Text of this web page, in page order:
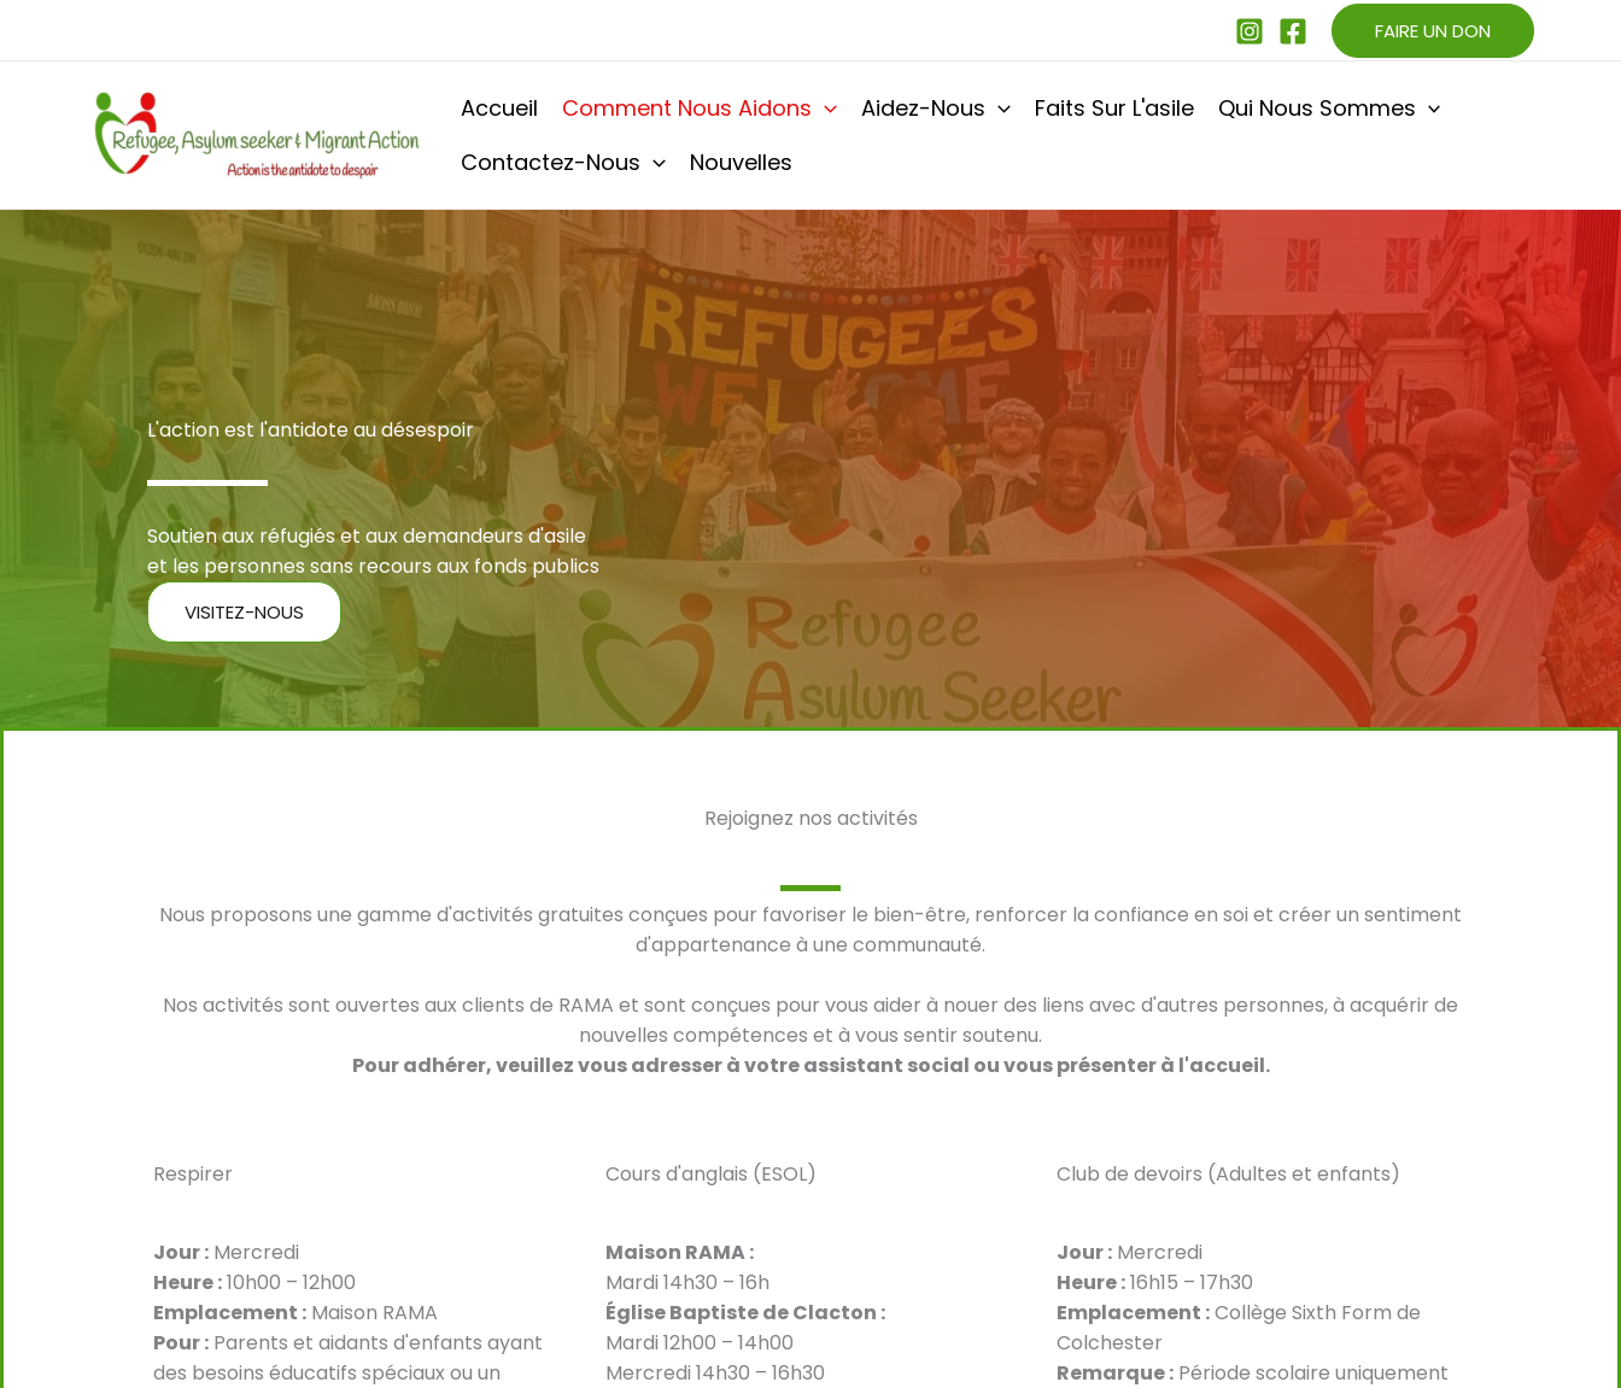
FAIRE UN DON
Accueil Comment Nous Aidons Aidez-Nous Faits Sur L'asile
Qui Nous Sommes
Contactez-Nous
Nouvelles
L'action est l'antidote au désespoir
Soutien aux réfugiés et aux demandeurs d'asile
et les personnes sans recours aux fonds publics
VISITEZ-NOUS
Rejoignez nos activités
Nous proposons une gamme d'activités gratuites conçues pour favoriser le bien-être, renforcer la confiance en soi et créer un sentiment
d'appartenance à une communauté.
Nos activités sont ouvertes aux clients de RAMA et sont conçues pour vous aider à nouer des liens avec d'autres personnes, à acquérir de
nouvelles compétences et à vous sentir soutenu.
Pour adhérer, veuillez vous adresser à votre assistant social ou vous présenter à l'accueil.
Respirer
Jour : Mercredi
Heure :10h00 – 12h00
Emplacement : Maison RAMA
Pour : Parents et aidants d'enfants ayant
des besoins éducatifs spéciaux ou un
Cours d'anglais (ESOL)
Maison RAMA :
Mardi 14h30 – 16h
Église Baptiste de Clacton :
Mardi 12h00 – 14h00
Mercredi 14h30 – 16h30
Club de devoirs (Adultes et enfants)
Jour : Mercredi
Heure :16h15 – 17h30
Emplacement :Collège Sixth Form de
Colchester
Remarque : Période scolaire uniquement